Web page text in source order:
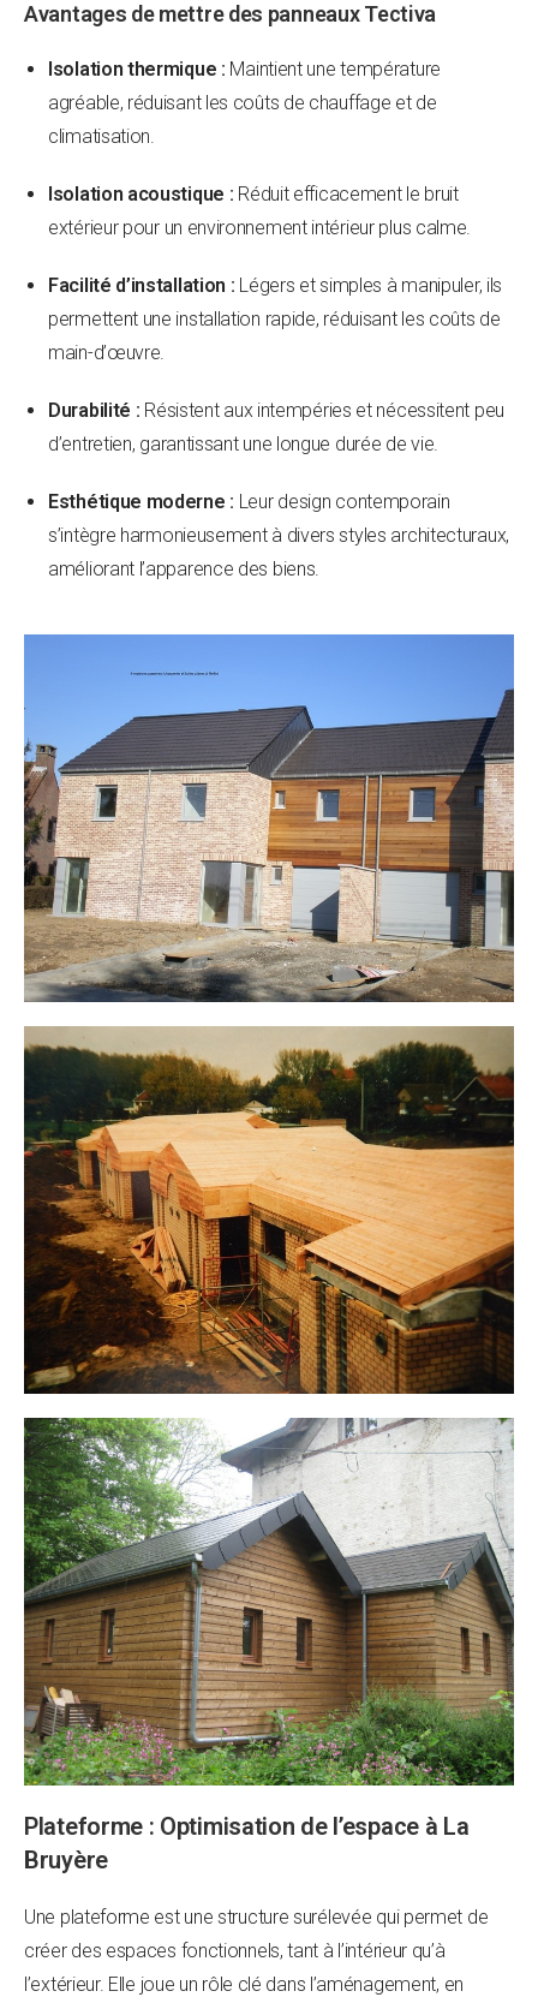
Avantages de mettre des panneaux Tectiva
Isolation thermique : Maintient une température
agréable, réduisant les coûts de chauffage et de
climatisation.
Isolation acoustique : Réduit efficacement le bruit
extérieur pour un environnement intérieur plus calme.
Facilité d’installation : Légers et simples à manipuler, ils
permettent une installation rapide, réduisant les coûts de
main-d’œuvre.
Durabilité : Résistent aux intempéries et nécessitent peu
d’entretien, garantissant une longue durée de vie.
Esthétique moderne : Leur design contemporain
s’intègre harmonieusement à divers styles architecturaux,
améliorant l’apparence des biens.
Plateforme : Optimisation de l’espace à La
Bruyère
Une plateforme est une structure surélevée qui permet de
créer des espaces fonctionnels, tant à l’intérieur qu’à
l’extérieur. Elle joue un rôle clé dans l’aménagement, en